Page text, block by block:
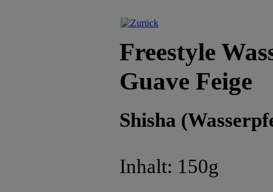
Freestyle
Guave Feige
Shisha
Inhalt: 150g